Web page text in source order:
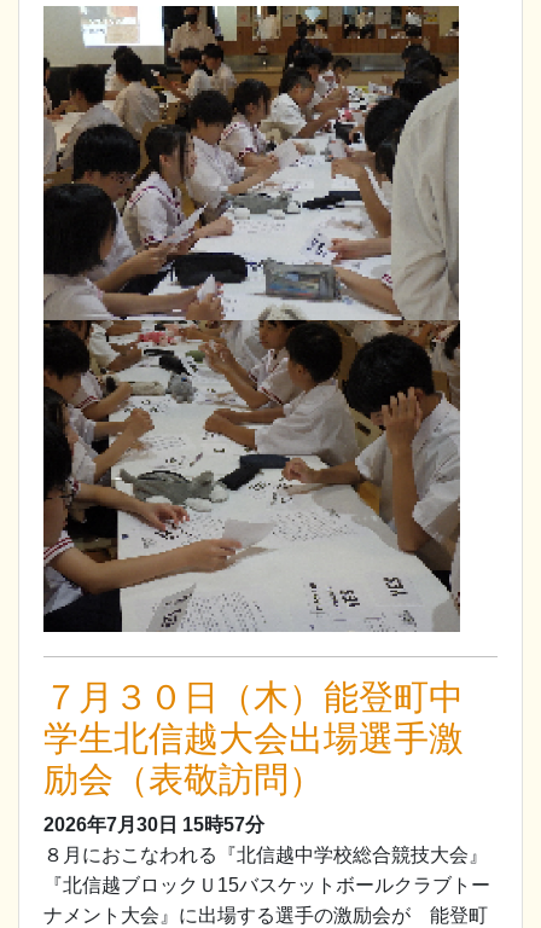
７月３０日（木）能登町中
学生北信越大会出場選手激
励会（表敬訪問）
2026年7月30日 15時57分
８月におこなわれる『北信越中学校総合競技大会』
『北信越ブロックＵ15バスケットボールクラブトー
ナメント大会』に出場する選手の激励会が 能登町